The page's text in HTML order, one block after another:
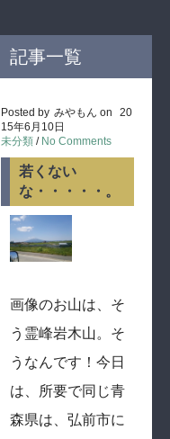
記事一覧
Posted by みやもん on
20
15年6月10日
未分類 / No Comments
若くない
な・・・・・。
画像のお山は、そ
う霊峰岩木山。そ
うなんです！今日
は、所要で同じ青
森県は、弘前市に